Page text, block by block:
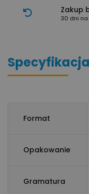
Zakup
30 dni na
Specyfikacja
Format
Opakowanie
Gramatura